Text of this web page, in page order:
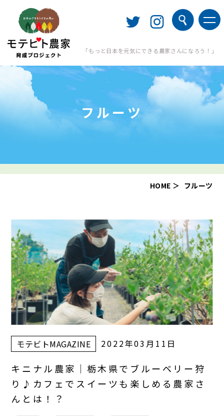
「もっと日本を元気にできる農家さんになろう！」
フルーツ
HOME フルーツ
モテビトMAGAZINE 2022年03月11日
キニナル農家｜栃木県でブルーベリー狩
り♪カフェでスイーツも楽しめる農家さ
んとは！？